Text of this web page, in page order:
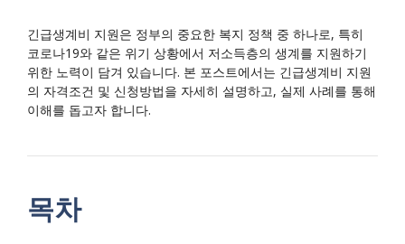
긴급생계비 지원은 정부의 중요한 복지 정책 중 하나로, 특히
코로나19와 같은 위기 상황에서 저소득층의 생계를 지원하기
위한 노력이 담겨 있습니다. 본 포스트에서는 긴급생계비 지원
의 자격조건 및 신청방법을 자세히 설명하고, 실제 사례를 통해
이해를 돕고자 합니다.
목차